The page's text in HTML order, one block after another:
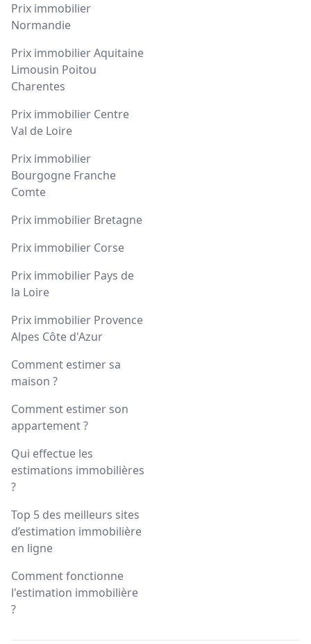
Prix immobilier
Normandie
Prix immobilier Aquitaine
Limousin Poitou
Charentes
Prix immobilier Centre
Val de Loire
Prix immobilier
Bourgogne Franche
Comte
Prix immobilier Bretagne
Prix immobilier Corse
Prix immobilier Pays de
la Loire
Prix immobilier Provence
Alpes Côte d'Azur
Comment estimer sa
maison ?
Comment estimer son
appartement ?
Qui effectue les
estimations immobilières
?
Top 5 des meilleurs sites
d’estimation immobilière
en ligne
Comment fonctionne
l'estimation immobilière
?